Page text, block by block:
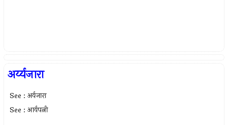
अर्य्यजारा
See : अर्यजारा
See : आर्यपत्नी